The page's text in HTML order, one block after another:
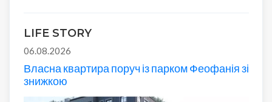
LIFE STORY
06.08.2026
Власна квартира поруч із парком Феофанія зі
знижкою